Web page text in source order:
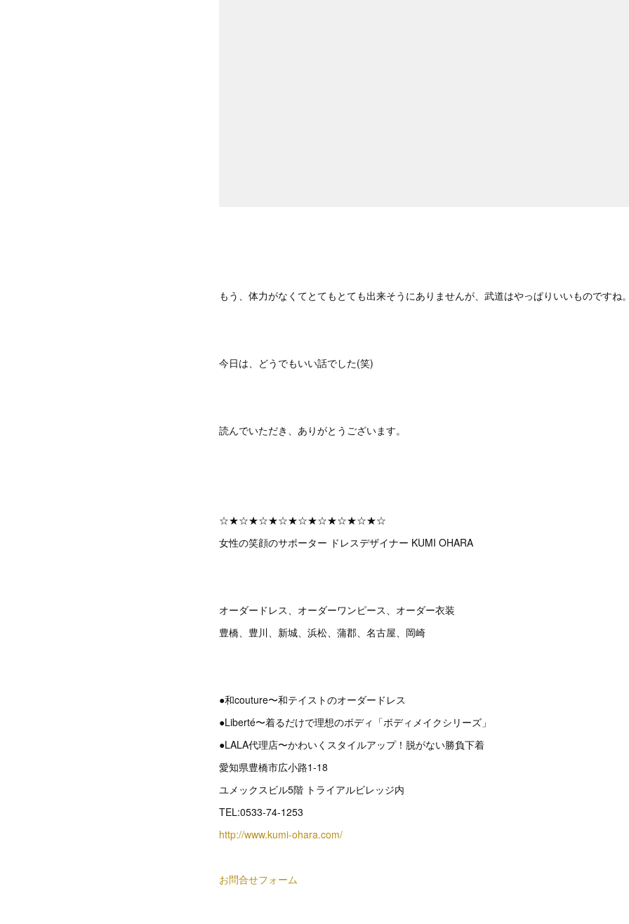
もう、体力がなくてとてもとても出来そうにありませんが、武道はやっぱりいいものですね。
今日は、どうでもいい話でした(笑)
読んでいただき、ありがとうございます。
☆★☆★☆★☆★☆★☆★☆★☆★☆
女性の笑顔のサポーター ドレスデザイナー KUMI OHARA
オーダードレス、オーダーワンピース、オーダー衣装
豊橋、豊川、新城、浜松、蒲郡、名古屋、岡崎
●和couture〜和テイストのオーダードレス
●Liberté〜着るだけで理想のボディ「ボディメイクシリーズ」
●LALA代理店〜かわいくスタイルアップ！脱がない勝負下着
愛知県豊橋市広小路1-18
ユメックスビル5階 トライアルビレッジ内
TEL:0533-74-1253
http://www.kumi-ohara.com/
お問合せフォーム